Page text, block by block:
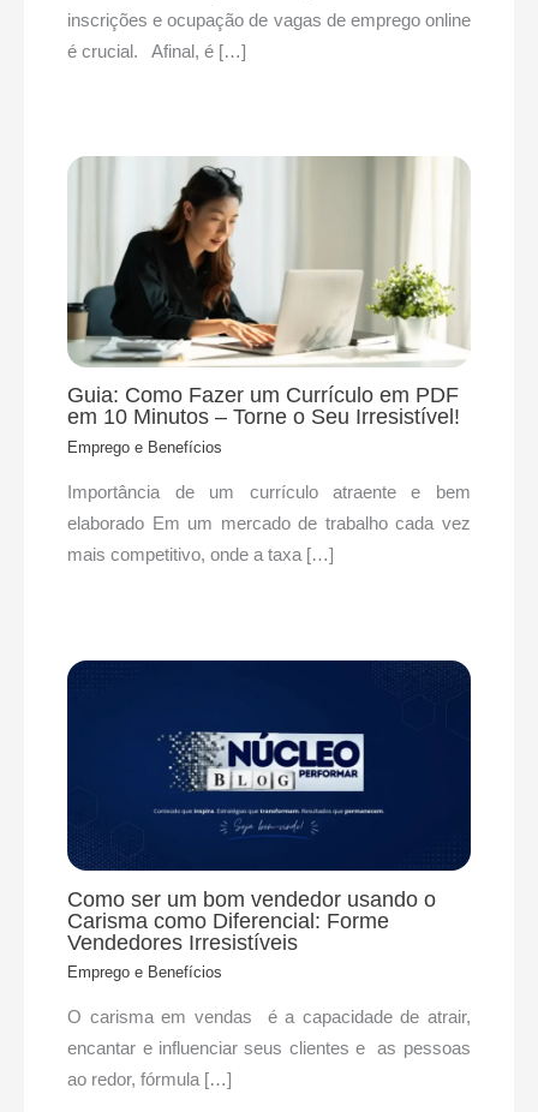
inscrições e ocupação de vagas de emprego online
é crucial. Afinal, é […]
Guia: Como Fazer um Currículo em PDF
em 10 Minutos – Torne o Seu Irresistível!
Emprego e Benefícios
​Importância de um currículo atraente e bem
elaborado Em um mercado de trabalho cada vez
mais competitivo, onde a taxa […]
Como ser um bom vendedor usando o
Carisma como Diferencial: Forme
Vendedores Irresistíveis
Emprego e Benefícios
O carisma em vendas é a capacidade de atrair,
encantar e influenciar seus clientes e as pessoas
ao redor, fórmula […]